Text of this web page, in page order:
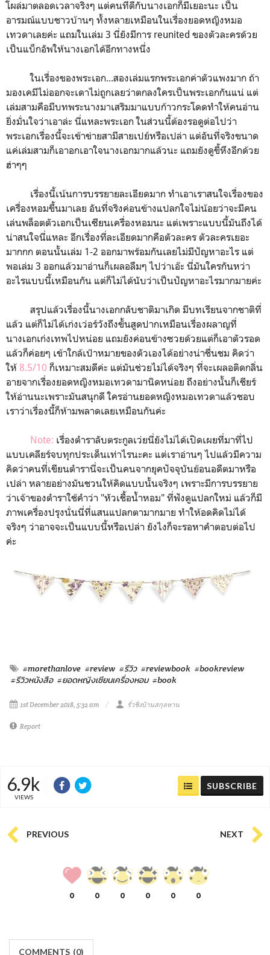
โผล่มาตลอดเวลาจริงๆ แต่คนที่ดีกับนางเอกก็มีเยอะนะ เป็น
อารมณ์แบบชาวบ้านๆ ทั้งหลายเหมือนในเรื่องยอดหญิงหมอ
เทวดาเลยค่ะ แถมในเล่ม 3 นี่ยังมีการ reunited ของตัวละครด้วย
เป็นแบ็กอัพให้นางเอกได้อีกทางหนึ่ง
ในเรื่องของพระเอก...สองเล่มแรกพระเอกค่าตัวแพงมาก ถ้า
มองเคมีไม่ออกจะเดาไม่ถูกเลยว่าตกลงใครเป็นพระเอกกันแน่ แต่
เล่มสามคือมีบทพระนางมาเสริมมาแบบก้าวกระโดดทำให้คนอ่าน
ยิ่งมั่นใจว่าเอาล่ะ นี่แหละพระเอก ในส่วนนี้ต้องรอดูต่อไปว่า
พระเอกเรื่องนี้จะเข้าข่ายสามีสายเปย์หรือเปล่า แต่อันที่จริงขนาด
แค่เล่มสามก็เอาอกเอาใจนางเอกมากแล้วนะ แถมยังดูขี้หึงอีกด้วย
ฮ่าๆๆ
เรื่องนี้เน้นการบรรยายละเอียดมาก ทำเอาเราสนใจเรื่องของ
เครื่องหอมขึ้นมาเลย อันที่จริงค่อนข้างแปลกใจไม่น้อยว่าจะมีคน
เล่นพล็อตตัวเอกเป็นเซียนเครื่องหอมนะ แต่เพราะแบบนี้มันถึงได้
น่าสนใจนี่แหละ อีกเรื่องที่ละเอียดมากคือตัวละคร ตัวละครเยอะ
มากกก ตอนนั้นเล่ม 1-2 ออกมาพร้อมกันเลยไม่มีปัญหาอะไร แต่
พอเล่ม 3 ออกแล้วมาอ่านก็เผลอลืมๆ ไปว่าเอ๊ะ นี่มันใครกันหว่า
อะไรแบบนี้เหมือนกัน แต่ก็ไม่ได้นับว่าเป็นปัญหาอะไรมากมายค่ะ
สรุปแล้วเรื่องนี้นางเอกกลับชาติมาเกิด มีบทเรียนจากชาติที่
แล้ว แต่ก็ไม่ได้เก่งเว่อร์วังถึงขั้นสูดปากเหมือนเรื่องผลาญที่
นางเอกเก่งเทพไปหน่อย แถมยังค่อนข้างซวยด้วยแต่ก็เอาตัวรอด
แล้วก็ค่อยๆ เข้าใกล้เป้าหมายของตัวเองได้อย่างน่าชื่นชม คิดว่า
ให้ 8.5/10 ก็เหมาะสมดีค่ะ แต่มันช่วยไม่ได้จริงๆ ที่จะเผลอติดกลิ่น
อายจากเรื่องยอดหญิงหมอเทวดามานิดหน่อย ถึงอย่างนั้นก็เชียร์
ให้อ่านนะเพราะมันสนุกดี ใครอ่านยอดหญิงหมอเทวดาแล้วชอบ
เราว่าเรื่องนี้ก็ห้ามพลาดเลยเหมือนกันค่ะ
Note: เรื่องตำราลับตระกูลเว่ยนี่ยังไม่ได้เปิดเผยที่มาที่ไป
แบบเคลียร์จบทุกประเด็นเท่าไรนะคะ แต่เราอ่านๆ ไปแล้วมีความ
คิดว่าคนที่เขียนตำรานี่จะเป็นคนจากยุคปัจจุบันย้อนอดีตมาหรือ
เปล่า หลายอย่างมันชวนให้คิดแบบนั้นจริงๆ เพราะมีการบรรยาย
ว่าเจ้าของตำราใช้คำว่า "หัวเชื้อน้ำหอม" ที่ฟังดูแปลกใหม่ แล้วก็มี
ภาพเครื่องปรุงนั่นนี่ที่แสนแปลกตามากมาย ทำให้อดคิดไม่ได้
จริงๆ ว่าอาจจะเป็นแบบนี้หรือเปล่า ยังไงก็จะรอหาคำตอบต่อไป
ค่ะ
#morethanlove #review #รีวิว #reviewbook #bookreview
#รีวิวหนังสือ #ยอดหญิงเซียนเครื่องหอม #book
1st December 2018, 5:32 am รั่วชิงบ้านสกุลหาน
Report
6.9k
VIEWS
SUBSCRIBE
PREVIOUS NEXT
0 0 0 0 0 0
COMMENTS (0)